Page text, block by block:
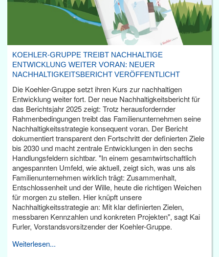
KOEHLER-GRUPPE TREIBT NACHHALTIGE
ENTWICKLUNG WEITER VORAN: NEUER
NACHHALTIGKEITSBERICHT VERÖFFENTLICHT
Die Koehler-Gruppe setzt ihren Kurs zur nachhaltigen
Entwicklung weiter fort. Der neue Nachhaltigkeitsbericht für
das Berichtsjahr 2025 zeigt: Trotz herausfordernder
Rahmenbedingungen treibt das Familienunternehmen seine
Nachhaltigkeitsstrategie konsequent voran. Der Bericht
dokumentiert transparent den Fortschritt der definierten Ziele
bis 2030 und macht zentrale Entwicklungen in den sechs
Handlungsfeldern sichtbar. "In einem gesamtwirtschaftlich
angespannten Umfeld, wie aktuell, zeigt sich, was uns als
Familienunternehmen wirklich trägt: Zusammenhalt,
Entschlossenheit und der Wille, heute die richtigen Weichen
für morgen zu stellen. Hier knüpft unsere
Nachhaltigkeitsstrategie an: Mit klar definierten Zielen,
messbaren Kennzahlen und konkreten Projekten", sagt Kai
Furler, Vorstandsvorsitzender der Koehler-Gruppe.
Weiterlesen...